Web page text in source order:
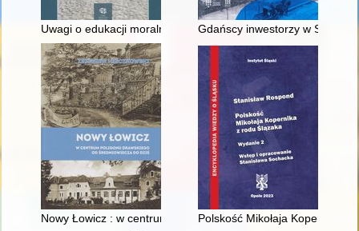
Uwagi o edukacji moralnej synów szlacheckich w XVI-
Gdańscy inwestorzy w
Nowy Łowicz : w centrum poligonu drawskiego od
Polskość Mikołaja Kopernika z